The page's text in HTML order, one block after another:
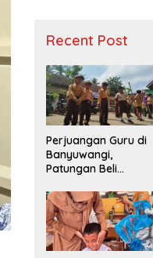
Recent Post
Perjuangan Guru di
Banyuwangi,
Patungan Beli
Menarik Minat Siswa
ke SD Negeri